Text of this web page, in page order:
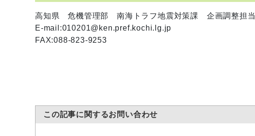
高知県 危機管理部 南海トラフ地震対策課 企画調整担当
E-mail:010201@ken.pref.kochi.lg.jp
FAX:088-823-9253
この記事に関するお問い合わせ